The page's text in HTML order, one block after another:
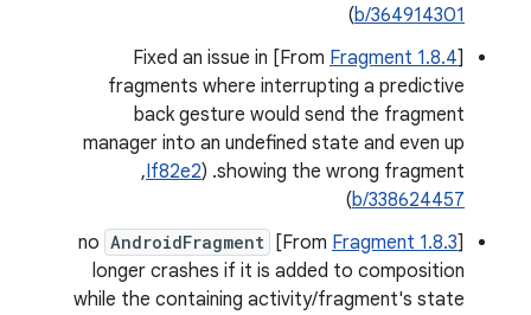
b/364914301
)
‫[From
Fragment 1.8.4
] Fixed an issue in
fragments where interrupting a predictive
back gesture would send the fragment
manager into an undefined state and even up
showing the wrong fragment. (
If82e2
, ‏
b/338624457
)
‫[From
Fragment 1.8.3
] ‫
AndroidFragment
no
longer crashes if it is added to composition
while the containing activity/fragment's state